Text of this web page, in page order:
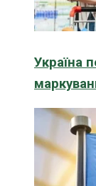
Україна